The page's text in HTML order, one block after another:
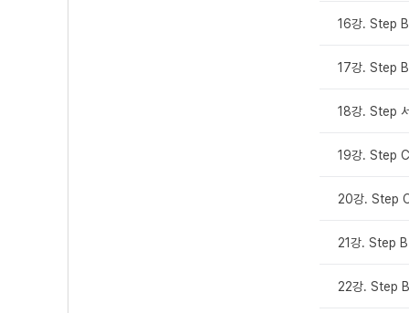
16강. Step
17강. Step
18강. Step
19강. Step
20강. Step
21강. Step
22강. Step